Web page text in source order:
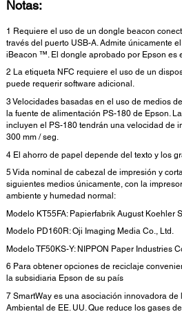
Notas:
1 Requiere el uso de un dongle beacon
través del puerto USB-A. Admite únicamente
iBeacon ™. El dongle aprobado por Epson es
2 La etiqueta NFC requiere el uso de un
puede requerir software adicional.
3 Velocidades basadas en el uso de medios
la fuente de alimentación PS-180 de Epson.
incluyen el PS-180 tendrán una velocidad de
300 mm / seg.
4 El ahorro de papel depende del texto y los
5 Vida nominal de cabezal de impresión y
siguientes medios únicamente, con la
ambiente y humedad normal:
Modelo KT55FA: Papierfabrik August Koehler
Modelo PD160R: Oji Imaging Media Co., Ltd.
Modelo TF50KS-Y: NIPPON Paper Industries
6 Para obtener opciones de reciclaje
la subsidiaria Epson de su país
7 SmartWay es una asociación innovadora de
Ambiental de EE. UU. Que reduce los gases